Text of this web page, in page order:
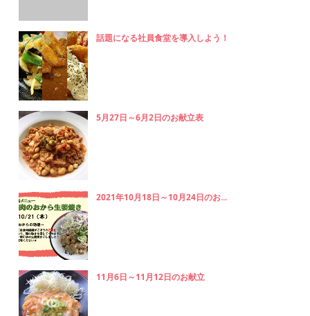
話題になる社員食堂を導入しよう！
5月27日～6月2日のお献立表
2021年10月18日～10月24日のお...
11月6日～11月12日のお献立